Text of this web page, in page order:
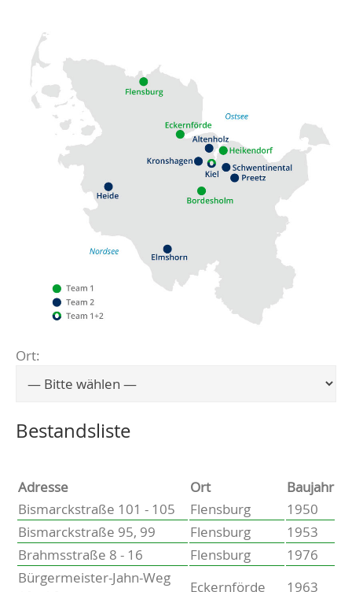
Eckernförde
Heikendorf
Kronshagen
Schwentinental
Preetz
Heide
Bordesholm
Elmshorn
Ort:
Wählen Sie einen Ort, um zur entsprechenden Seite
Bestandsliste
Adresse Ort
Baujahr
Bismarckstraße 101 - 105
Flensburg
1950
Bismarckstraße 95, 99
Flensburg
1953
Brahmsstraße 8 - 16
Flensburg
1976
Bürgermeister-Jahn-Weg
Eckernförde
1963